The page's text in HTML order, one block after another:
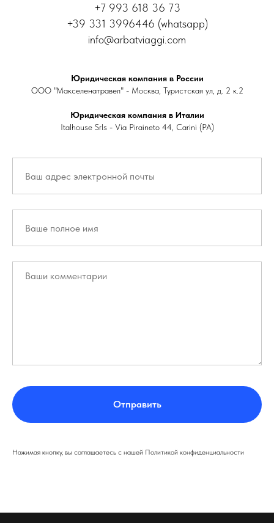
+7 993 618 36 73
+39 331 3996446 (whatsapp)
info@arbatviaggi.com
Юридическая компания в России
ООО "Макселенатравел" - Москва, Туристская ул, д. 2 к.2
Юридическая компания в Италии
Italhouse Srls - Via Piraineto 44, Carini (PA)
Отправить
Нажимая кнопку, вы соглашаетесь с нашей Политикой конфиденциальности